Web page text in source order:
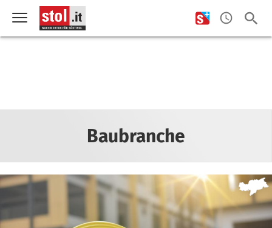
Baubranche